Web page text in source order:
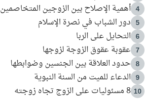
4 أهمية الإصلاح بين الزوجين المتخاصمين
5 دور الشباب في نصرة الإسلام
6 التحايل على الربا
7 عقوبة عقوق الزوجة لزوجها
8 حدود العلاقة بين الجنسين وضوابطها
9 الدعاء للميت من السنة النبوية
10 8 مسئوليات على الزوج تجاه زوجته